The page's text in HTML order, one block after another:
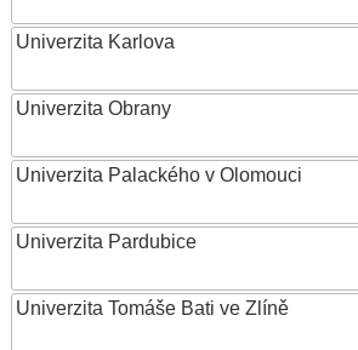
Univerzita Karlova
Univerzita Obrany
Univerzita Palackého v Olomouci
Univerzita Pardubice
Univerzita Tomáše Bati ve Zlíně